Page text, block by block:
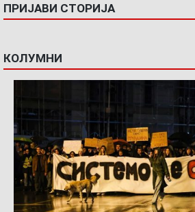
ПРИЈАВИ СТОРИЈА
КОЛУМНИ